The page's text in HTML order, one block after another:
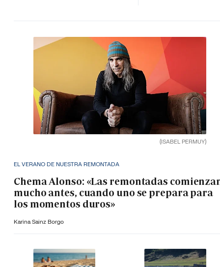
(ISABEL PERMUY)
EL VERANO DE NUESTRA REMONTADA
Chema Alonso: «Las remontadas
mucho antes, cuando uno se prepara para
los momentos duros»
Karina Sainz Borgo